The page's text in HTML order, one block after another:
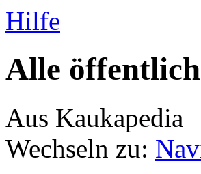
Hilfe
Alle
Aus Kaukapedia
Wechseln zu: